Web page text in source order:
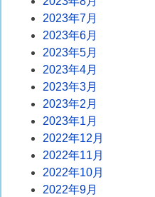
2023年7月
2023年6月
2023年5月
2023年4月
2023年3月
2023年2月
2023年1月
2022年12月
2022年11月
2022年10月
2022年9月